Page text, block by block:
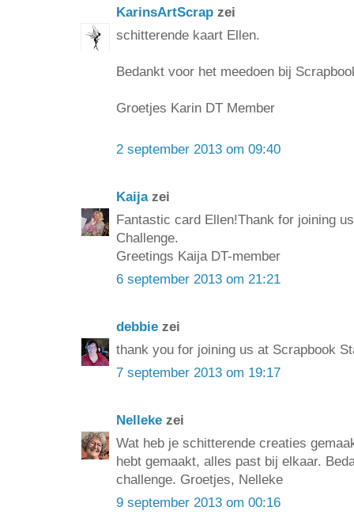
KarinsArtScrap zei
schitterende kaart Ellen.
Bedankt voor het meedoen bij
Groetjes Karin DT Member
2 september 2013 om 09:40
Kaijazei
Fantastic card Ellen!Thank for joining
Challenge.
Greetings Kaija DT-member
6 september 2013 om 21:21
debbie zei
thank you for joining us at Scrapbook
7 september 2013 om 19:17
Nelleke zei
Wat heb je schitterende creaties
hebt gemaakt, alles past bij elkaar.
challenge. Groetjes, Nelleke
9 september 2013 om 00:16